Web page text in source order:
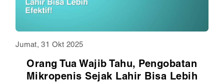
Jumat, 31 Okt 2025
Orang Tua Wajib Tahu, Pengobatan
Mikropenis Sejak Lahir Bisa Lebih